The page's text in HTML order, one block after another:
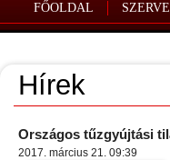
FŐOLDAL
Hírek
Országos tűzgyújtási
2017. március 21. 09:39